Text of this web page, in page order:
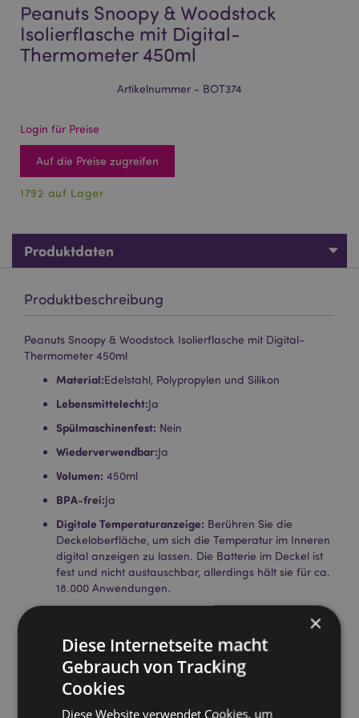
Peanuts Snoopy & Woodstock
Isolierflasche mit Digital-
Thermometer 450ml
Artikelnummer - BOT374
Login für Preise
Auf die Preise zugreifen
1792 auf Lager
Produktdaten
Produktbeschreibung
Peanuts Snoopy & Woodstock Isolierflasche mit Digital-
Thermometer 450ml
Material:Edelstahl, Polypropylen und Silikon
Lebensmittelecht:Ja
Spülmaschinenfest: Nein
Wiederverwendbar:Ja
Volumen: 450ml
BPA-frei:Ja
Digitale Temperaturanzeige: Berühren Sie die
Deckeloberfläche, um sich die Temperatur im Inneren
digital anzeigen zu lassen. Die Batterie im Deckel ist
fest und nicht austauschbar, allerdings hält sie für ca.
18.000 Anwendungen.
Isoliertes Design ist geeignet für
Flüssigkeiten für ca. 24 Stunden kühl oder für ca. 6
Stunden warm. Die Flasche besitzt oben ein
abnehmbares Teesieb und hat einen praktischen
Haltegriff.
×
Diese Internetseite macht
Gebrauch von Tracking
Cookies
Diese Website verwendet Cookies, um